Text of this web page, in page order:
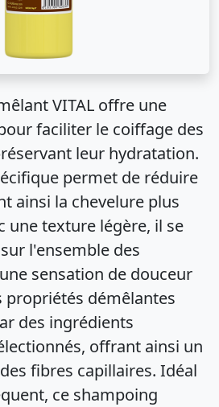
VITAL offre une
faciliter le coiffage des
leur hydratation.
permet de réduire
ainsi la chevelure plus
une texture légère, il se
l'ensemble des
sensation de douceur
propriétés démêlantes
des ingrédients
offrant ainsi un
fibres capillaires. Idéal
ce shampoing